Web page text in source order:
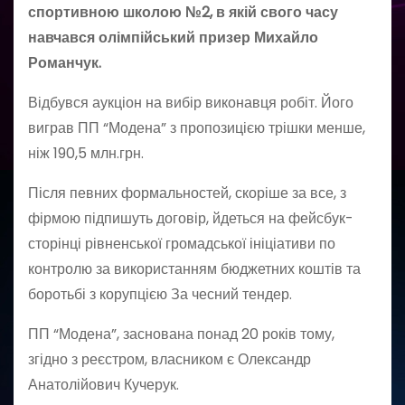
спортивною школою №2, в якій свого часу
навчався олімпійський призер Михайло
Романчук.
Відбувся аукціон на вибір виконавця робіт. Його
виграв ПП “Модена” з пропозицією трішки менше,
ніж 190,5 млн.грн.
Після певних формальностей, скоріше за все, з
фірмою підпишуть договір, йдеться на фейсбук-
сторінці рівненської громадської ініціативи по
контролю за використанням бюджетних коштів та
боротьбі з корупцією За чесний тендер.
ПП “Модена”, заснована понад 20 років тому,
згідно з реєстром, власником є Олександр
Анатолійович Кучерук.